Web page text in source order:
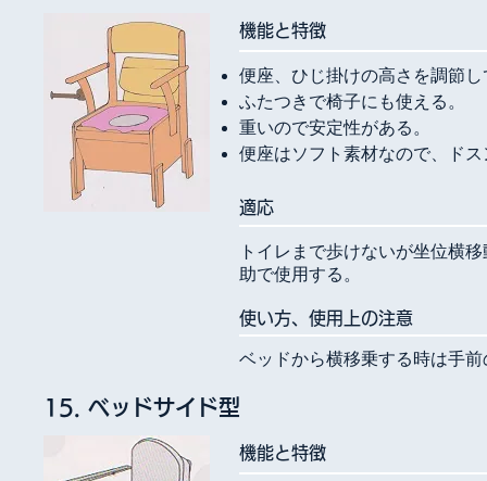
​機能と特徴
便座、ひじ掛けの高さを調節
ふたつきで椅子にも使える。
重いので安定性がある。
便座はソフト素材なので、ド
​適応
トイレまで歩けないが坐位横
助で使用する。
使い方、使用上の注意
ベッドから横移乗する時は手
15. ベッドサイド型
​機能と特徴